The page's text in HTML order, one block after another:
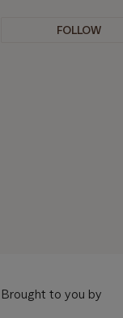
FOLLOW
Brought to you by